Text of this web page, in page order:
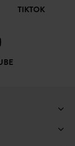
TIKTOK